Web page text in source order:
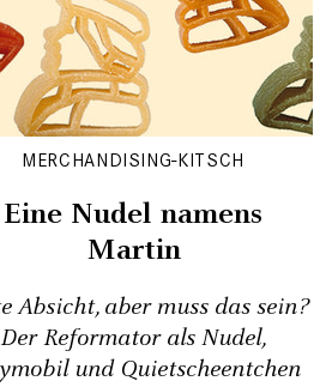
MERCHANDISING-KITSCH
­Eine ­Nudel namens
Martin
Absicht, aber muss das sein?
Der Reformator als Nudel,
und Quietscheentchen